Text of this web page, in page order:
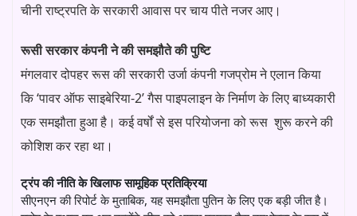
चीनी राष्ट्रपति के सरकारी आवास पर चाय पीते नजर आए।
रूसी सरकार कंपनी ने की समझौते की पुष्टि
मंगलवार दोपहर रूस की सरकारी उर्जा कंपनी गजप्रोम ने एलान किया
कि ‘पावर ऑफ साइबेरिया-2’ गैस पाइपलाइन के निर्माण के लिए बाध्यकारी
एक समझौता हुआ है। कई वर्षों से इस परियोजना को रूस शुरू करने की
कोशिश कर रहा था।
ट्रंप की नीति के खिलाफ सामूहिक प्रतिक्रिया
सीएनएन की रिपोर्ट के मुताबिक, यह समझौता पुतिन के लिए एक बड़ी जीत है।